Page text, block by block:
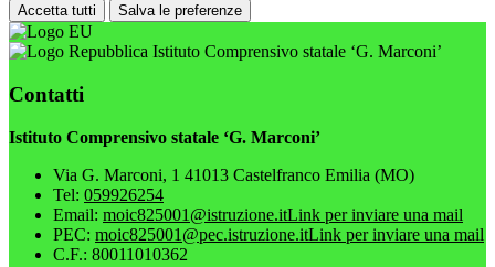
Accetta tutti Salva le preferenze
Istituto Comprensivo statale ‘G. Marconi’
Contatti
Istituto Comprensivo statale ‘G. Marconi’
Via G. Marconi, 1 41013 Castelfranco Emilia (MO)
Tel: 059926254
Email: moic825001@istruzione.itLink per inviare una mail
PEC: moic825001@pec.istruzione.itLink per inviare una mail
C.F.: 80011010362